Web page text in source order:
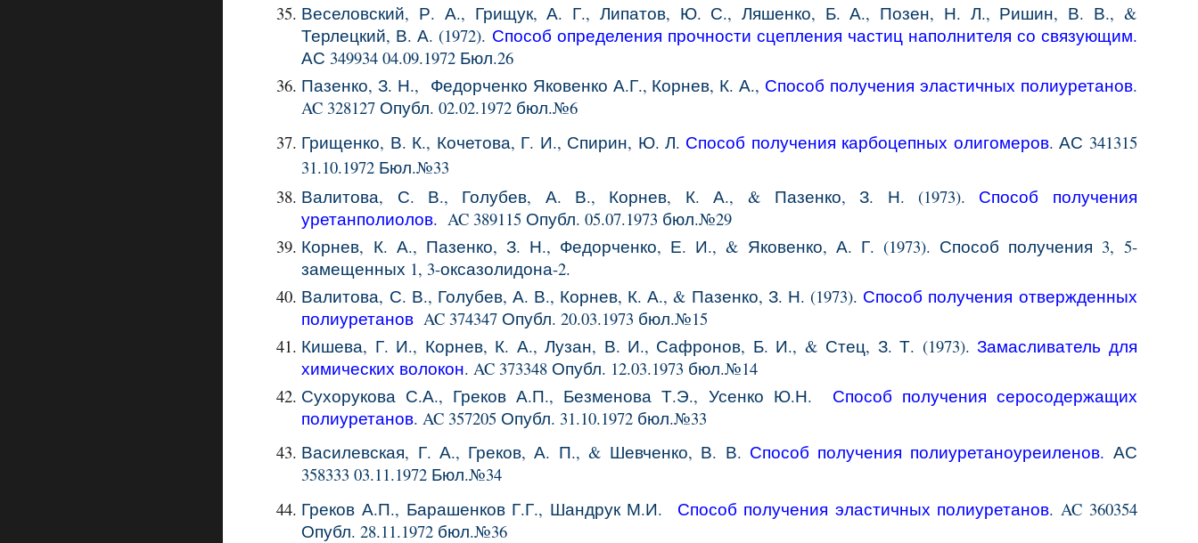
Веселовский, Р. А., Грищук, А. Г., Липатов, Ю. С., Ляшенко, Б. А., Позен, Н. Л., Ришин, В. В., &
Терлецкий, В. А. (1972). Способ определения прочности сцепления частиц наполнителя со связующим.
АС 349934 04.09.1972 Бюл.26
Пазенко, З. Н., Федорченко Яковенко А.Г., Корнев, К. А., Способ получения эластичных полиуретанов.
AC 328127 Опубл.02.02.1972 бюл.№6
Грищенко, В. К., Кочетова, Г. И., Спирин, Ю. Л. Способ получения карбоцепных олигомеров. АС 341315
31.10.1972 Бюл.№33
Валитова, С. В., Голубев, А. В., Корнев, К. А., & Пазенко, З. Н. (1973). Способ получения
уретанполиолов. AC 389115 Опубл. 05.07.1973 бюл.№29
Корнев, К. А., Пазенко, З. Н., Федорченко, Е. И., & Яковенко, А. Г. (1973). Способ получения 3, 5-
замещенных 1, 3-оксазолидона-2.
Валитова, С. В., Голубев, А. В., Корнев, К. А., & Пазенко, З. Н. (1973). Способ получения отвержденных
полиуретанов AC 374347 Опубл.20.03.1973 бюл.№15
Кишева, Г. И., Корнев, К. А., Лузан, В. И., Сафронов, Б. И., & Стец, З. Т. (1973).Замасливатель для
химических волокон. AC 373348 Опубл. 12.03.1973 бюл.№14
Сухорукова С.А., Греков А.П., Безменова Т.Э., Усенко Ю.Н.
Способ получения серосодержащих
полиуретанов. AC 357205 Опубл. 31.10.1972 бюл.№33
Василевская, Г. А., Греков, А. П., & Шевченко, В. В. Способ получения полиуретаноуреиленов. АС
358333 03.11.1972 Бюл.№34
Греков А.П., Барашенков Г.Г., Шандрук М.И. Способ получения эластичных полиуретанов. AC 360354
Опубл.28.11.1972 бюл.№36